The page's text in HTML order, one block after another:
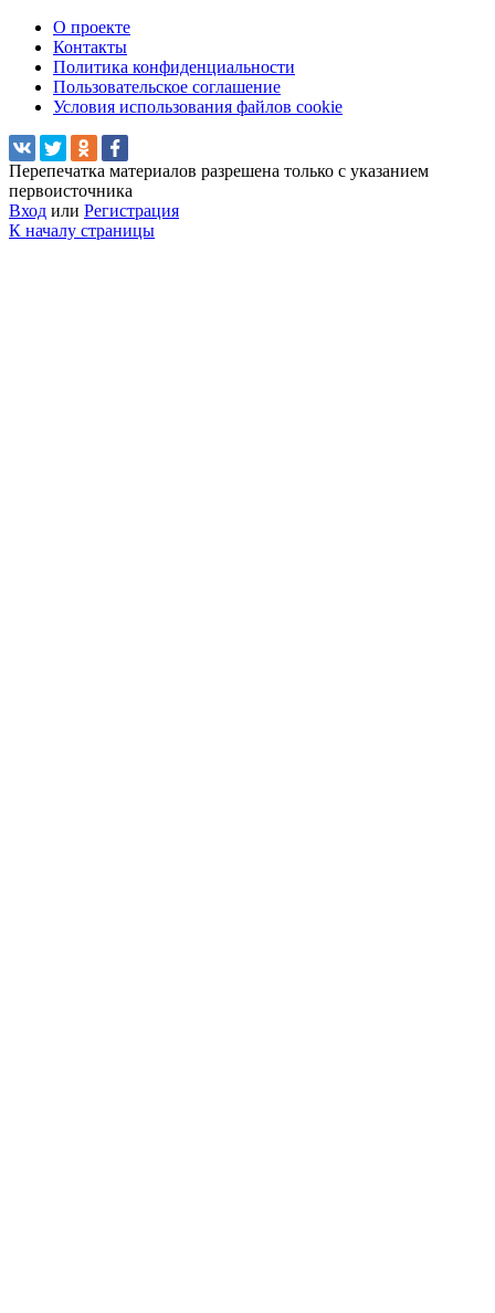
О проекте
Контакты
Политика конфиденциальности
Пользовательское соглашение
Условия использования файлов cookie
Перепечатка материалов разрешена только с указанием
первоисточника
Вход или Регистрация
К началу страницы